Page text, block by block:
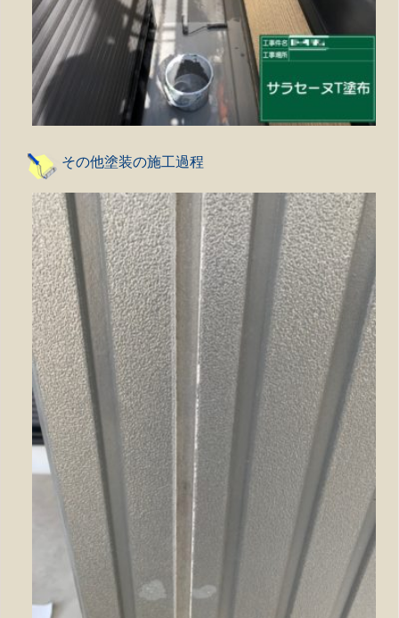
その他塗装の施工過程